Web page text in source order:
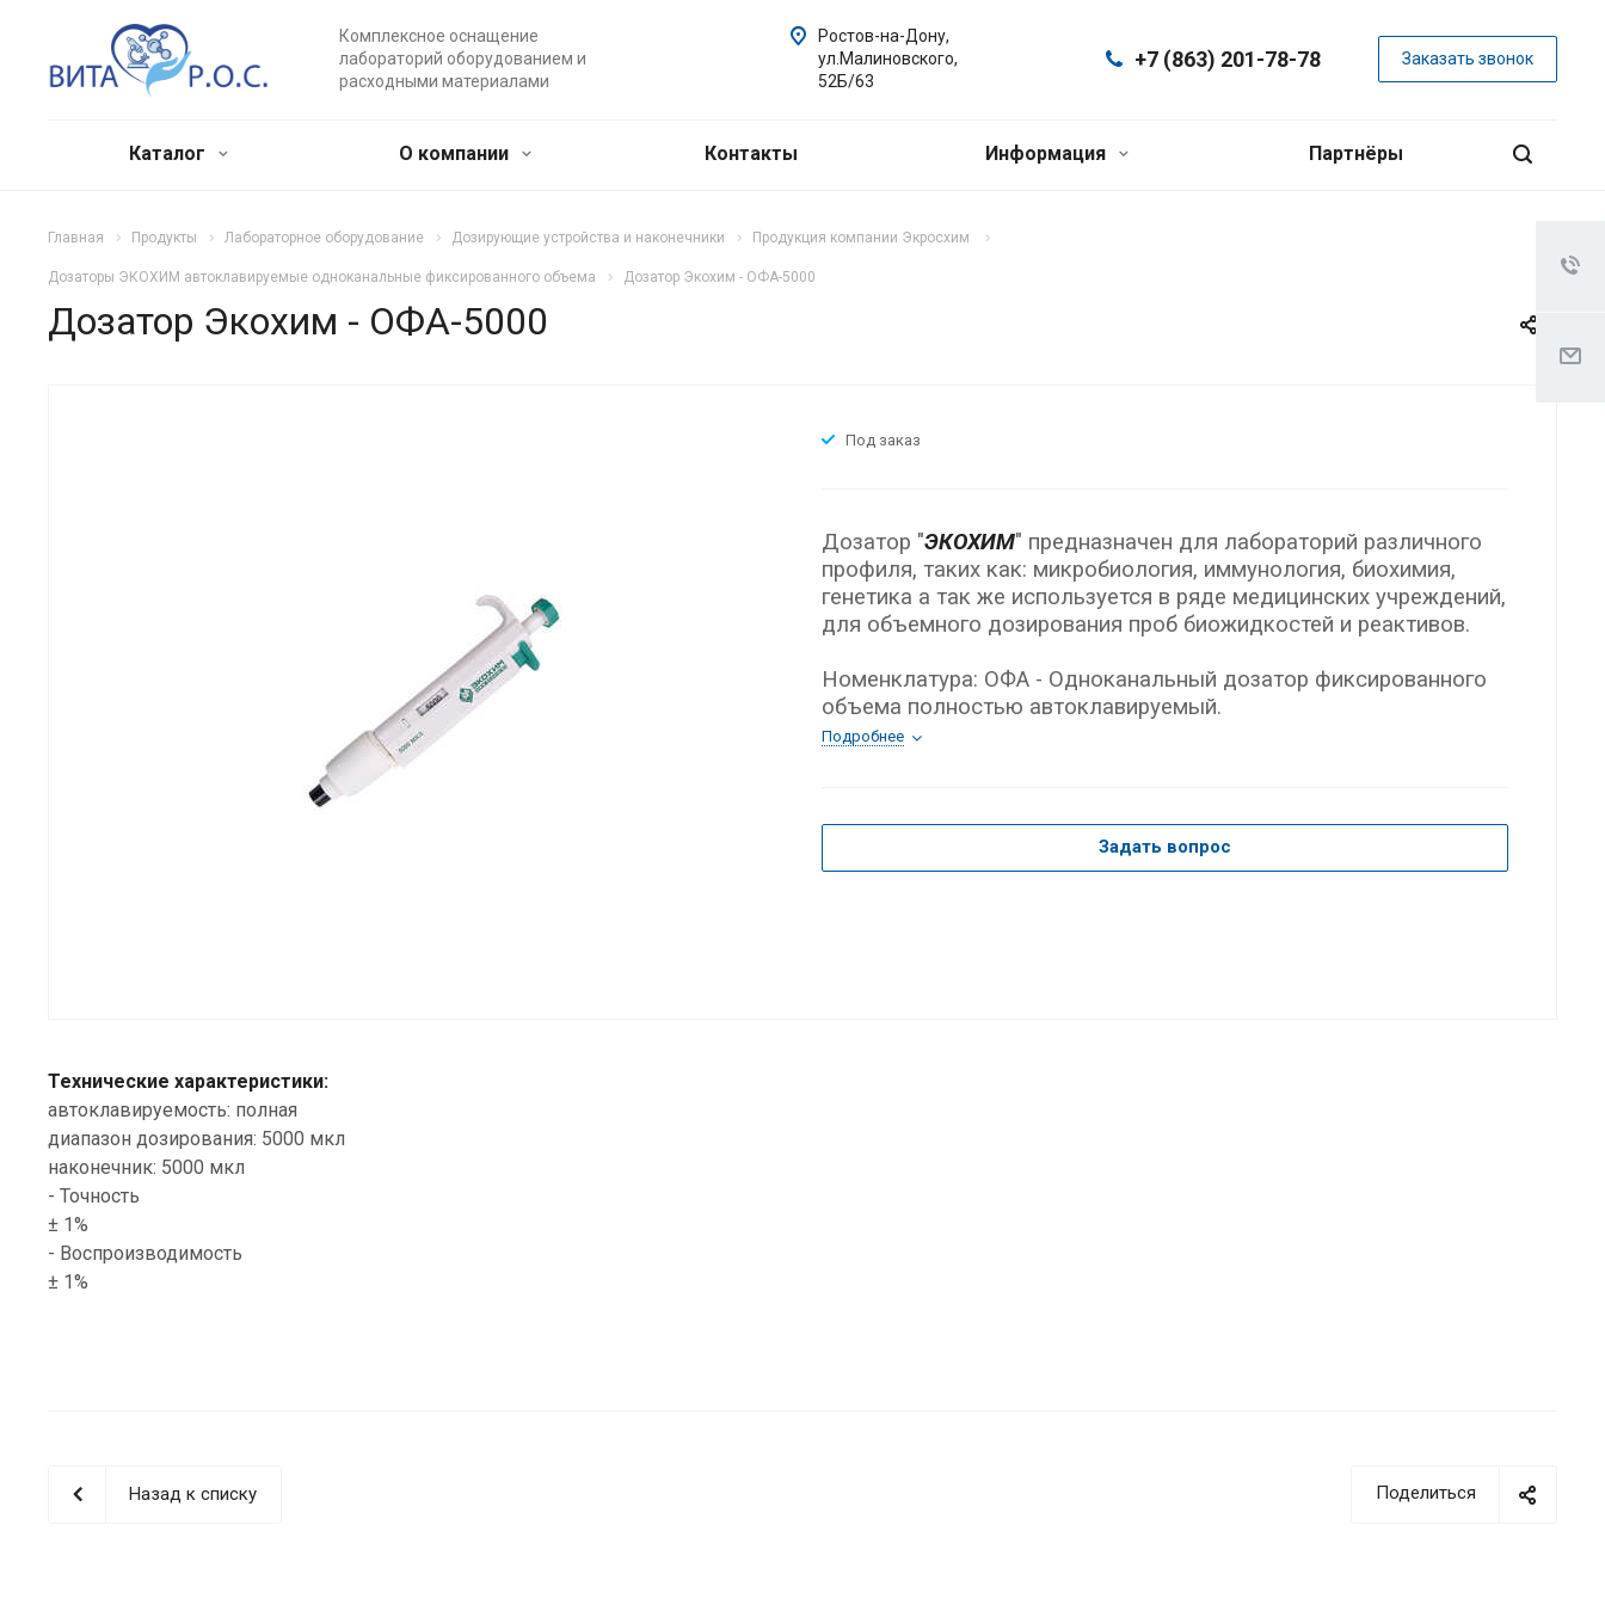
Комплексное оснащение
лабораторий оборудованием и
расходными материалами
+7 (863) 201-78-78 Заказать звонок
Ростов-на-Дону,
ул.Малиновского,
52Б/63
Каталог О компании Контакты Информация Партнёры
Главная Продукты Лабораторное оборудование Дозирующие устройства и наконечники Продукция компании Экросхим
Дозаторы ЭКОХИМ автоклавируемые одноканальные фиксированного объема Дозатор Экохим - ОФА-5000
Дозатор Экохим - ОФА-5000
Под заказ
Дозатор "ЭКОХИМ" предназначен для лабораторий различного
профиля, таких как: микробиология, иммунология, биохимия,
генетика а так же используется в ряде медицинских учреждений,
для объемного дозирования проб биожидкостей и реактивов.
Номенклатура: ОФА - Одноканальный дозатор фиксированного
объема полностью автоклавируемый.
Подробнее
Задать вопрос
Технические характеристики:
автоклавируемость: полная
диапазон дозирования: 5000 мкл
наконечник: 5000 мкл
- Точность
± 1%
- Воспроизводимость
± 1%
Поделиться
Назад к списку